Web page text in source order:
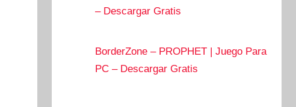
– Descargar Gratis
BorderZone – PROPHET | Juego Para
PC – Descargar Gratis